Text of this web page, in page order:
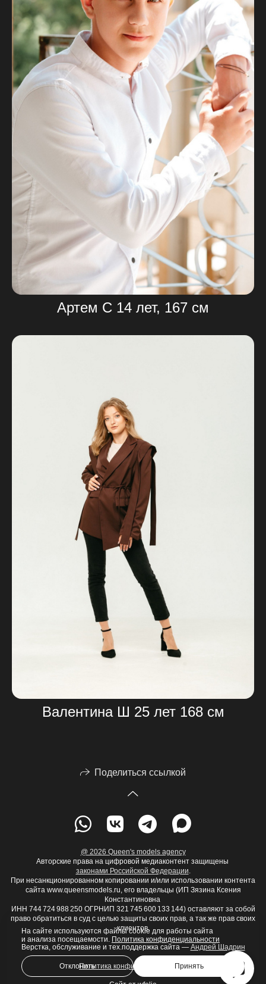
Артем С 14 лет, 167 см
Валентина Ш 25 лет 168 см
Поделиться ссылкой
@ 2026 Queen's models agency
Авторские права на цифровой медиаконтент защищены
законами Российской Федерации.
При несанкционированном копировании и/или использовании контента
сайта www.queensmodels.ru, его владельцы (ИП Зязина Ксения
Константиновна
ИНН 744 724 988 250 ОГРНИП 321 745 600 133 144) оставляют за собой
право обратиться в суд с целью защиты своих прав, а так же прав своих
клиентов.
Верстка, обслуживание и тех.поддержка сайта — Андрей Шадрин
Политика конфиденциальности
На сайте используются файлы cookie для работы сайта
и анализа посещаемости. Политика конфиденциальности
Отклонить Принять